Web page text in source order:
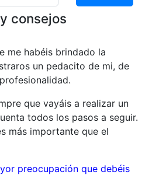
consejos
me habéis brindado la
un pedacito de mi, de
que vayáis a realizar un
todos los pasos a seguir.
más importante que el
preocupación que debéis